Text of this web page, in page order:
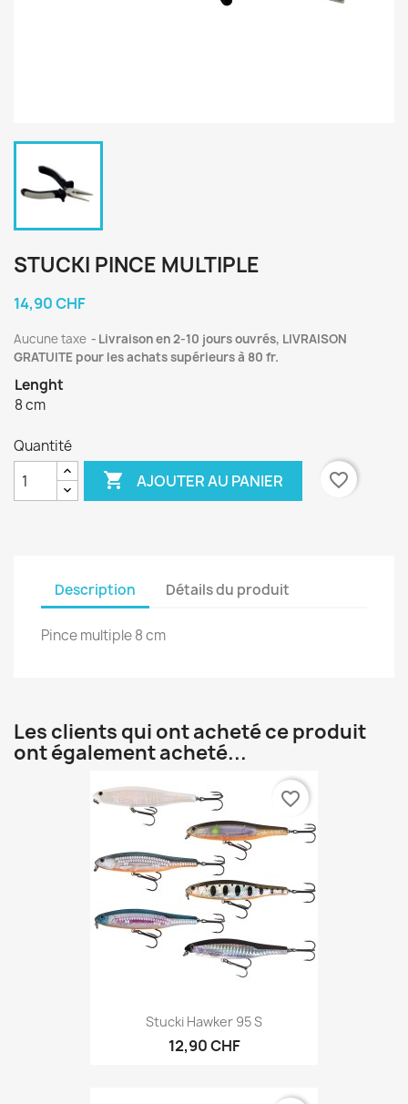
STUCKI PINCE MULTIPLE
14,90 CHF
Aucune taxe
Livraison en 2-10 jours ouvrés, LIVRAISON
GRATUITE pour les achats supérieurs à 80 fr.
Lenght
8 cm
Quantité
 AJOUTER AU PANIER favorite_border
Description Détails du produit
Pince multiple 8 cm
Les clients qui ont acheté ce produit
ont également acheté...
Stucki Hawker 95 S
12,90 CHF
favorite_border